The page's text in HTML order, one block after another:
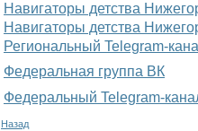
Навигаторы детства
Навигаторы детства
Региональный Telegram-
Федеральная группа ВК
Федеральный Telegram-
Назад